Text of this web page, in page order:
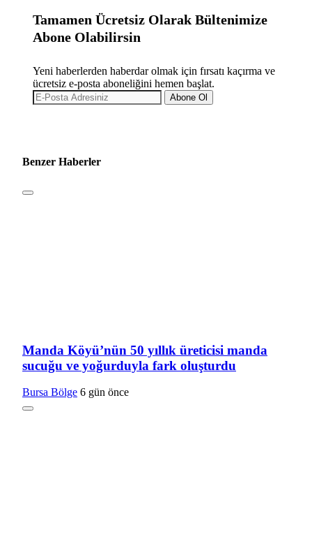
Tamamen Ücretsiz Olarak Bültenimize
Abone Olabilirsin
Yeni haberlerden haberdar olmak için fırsatı kaçırma ve
ücretsiz e-posta aboneliğini hemen başlat.
Abone Ol
Benzer Haberler
Manda Köyü’nün 50 yıllık üreticisi manda
sucuğu ve yoğurduyla fark oluşturdu
Bursa Bölge 6 gün önce